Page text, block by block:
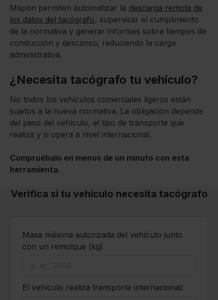
Mapon permiten automatizar la descarga remota de
los datos del tacógrafo , supervisar el cumplimiento
de la normativa y generar informes sobre tiempos de
conducción y descanso, reduciendo la carga
administrativa.
¿Necesita tacógrafo tu vehículo?
No todos los vehículos comerciales ligeros están
sujetos a la nueva normativa. La obligación depende
del peso del vehículo, el tipo de transporte que
realiza y si opera a nivel internacional.
Compruébalo en menos de un minuto con esta
herramienta.
Verifica si tu vehículo necesita tacógrafo
Masa máxima autorizada del vehículo junto
con un remolque (kg)
El vehículo realiza transporte internacional: